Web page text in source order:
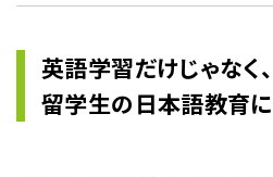
英語学習だけじゃなく、
留学生の日本語教育